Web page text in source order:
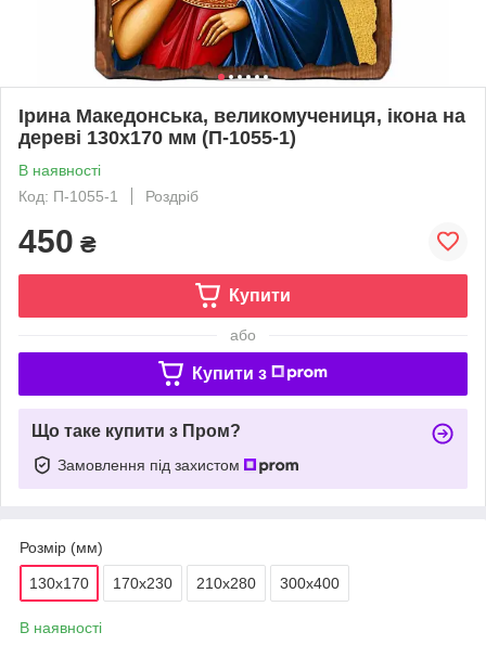
Ірина Македонська, великомучениця, ікона на
дереві 130х170 мм (П-1055-1)
В наявності
Код: П-1055-1
Роздріб
450 ₴
Купити
або
Купити з
Що таке купити з Пром?
Замовлення під захистом
Розмір (мм)
130х170 170х230 210х280 300х400
В наявності